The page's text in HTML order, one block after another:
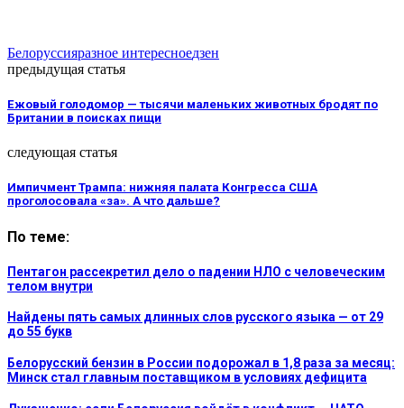
Белоруссияразное интересноедзен
предыдущая статья
Ежовый голодомор — тысячи маленьких животных бродят по
Британии в поисках пищи
следующая статья
Импичмент Трампа: нижняя палата Конгресса США
проголосовала «за». А что дальше?
По теме:
Пентагон рассекретил дело о падении НЛО с человеческим
телом внутри
Найдены пять самых длинных слов русского языка — от 29
до 55 букв
Белорусский бензин в России подорожал в 1,8 раза за месяц:
Минск стал главным поставщиком в условиях дефицита